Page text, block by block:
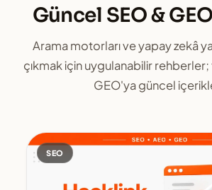
Güncel SEO &
Arama motorları ve yapay zekâ
çıkmak için uygulanabilir
GEO'ya güncel
SEO